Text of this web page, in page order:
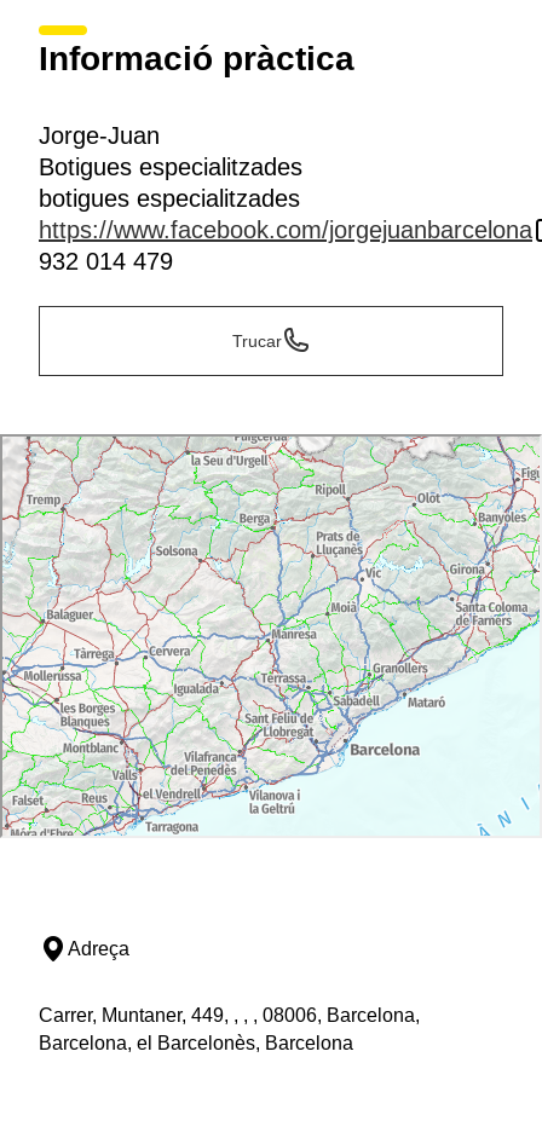
Informació pràctica
Jorge-Juan
Botigues especialitzades
botigues especialitzades
https://www.facebook.com/jorgejuanbarcelona
932 014 479
Trucar
Adreça
Carrer, Muntaner, 449, , , , 08006, Barcelona,
Barcelona, el Barcelonès, Barcelona